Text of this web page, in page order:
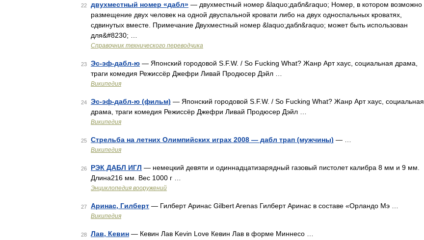
22 двухместный номер «дабл» — двухместный номер &laquo;дабл&raquo; Номер, в котором возможно
размещение двух человек на одной двуспальной кровати либо на двух односпальных кроватях,
сдвинутых вместе. Примечание Двухместный номер &laquo;дабл&raquo; может быть использован
для&#8230; …
Справочник технического переводчика
23 Эс-эф-дабл-ю — Японский городовой S.F.W. / So Fucking What? Жанр Арт хаус, социальная драма,
траги комедия Режиссёр Джефри Ливай Продюсер Дэйл …
Википедия
24 Эс-эф-дабл-ю (фильм) — Японский городовой S.F.W. / So Fucking What? Жанр Арт хаус, социальная
драма, траги комедия Режиссёр Джефри Ливай Продюсер Дэйл …
Википедия
25 Стрельба на летних Олимпийских играх 2008 — дабл трап (мужчины) — …
Википедия
26 РЭК ДАБЛ ИГЛ — немецкий девяти и одиннадцатизарядный газовый пистолет калибра 8 мм и 9 мм.
Длина216 мм. Вес 1000 г …
Энциклопедия вооружений
27 Аринас, Гилберт — Гилберт Аринас Gilbert Arenas Гилберт Аринас в составе «Орландо Мэ …
Википедия
28 Лав, Кевин — Кевин Лав Kevin Love Кевин Лав в форме Миннесо …